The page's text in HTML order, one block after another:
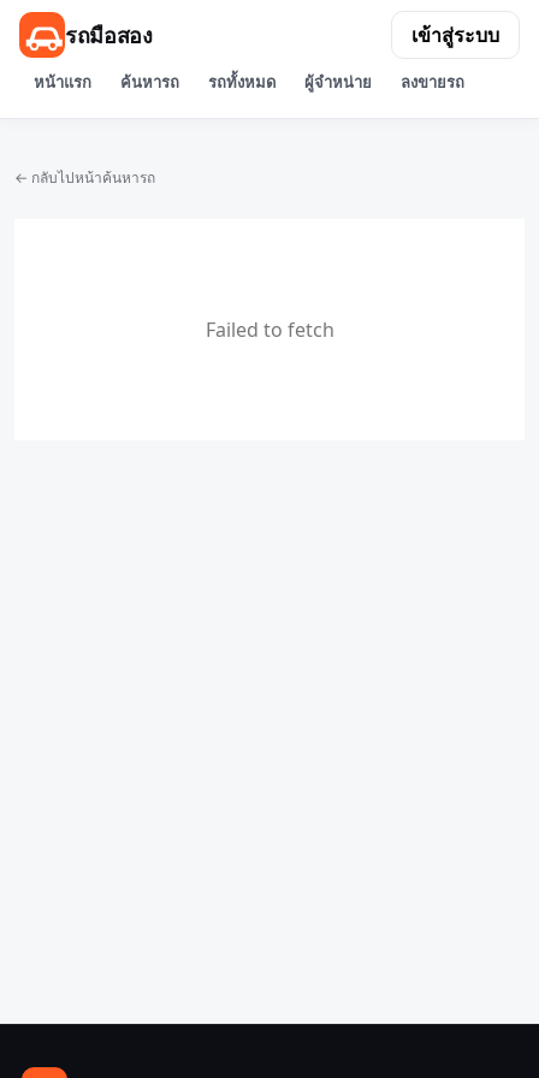
รถมือสอง
หน้าแรก ค้นหารถ รถทั้งหมด ผู้จำหน่าย ลงขายรถ
เข้าสู่ระบบ
← กลับไปหน้าค้นหารถ
Failed to fetch